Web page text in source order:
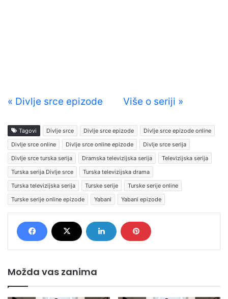
« Divlje srce epizode Više o seriji »
Tagovi Divlje srce Divlje srce epizode
Divlje srce epizode online
Divlje srce online
Divlje srce online epizode
Divlje srce serija
Divlje srce turska serija
Dramska televizijska serija
Televizijska serija
Turska serija Divlje srce
Turska televizijska drama
Turska televizijska serija
Turske serije
Turske serije online
Turske serije online epizode
Yabani Yabani epizode
Možda vas zanima